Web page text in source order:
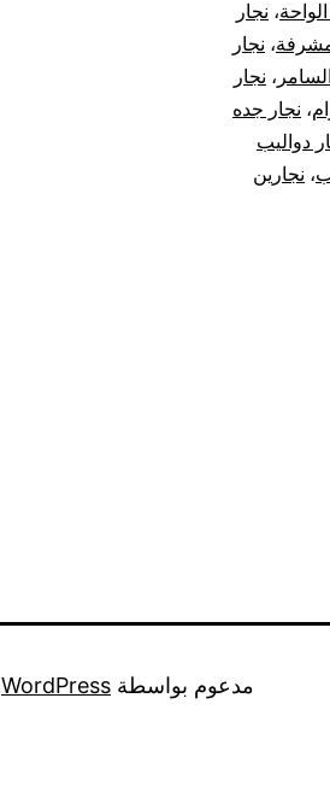
، نجار
، نجار
، نجار
، نجار جده
دواليب
، نجارين
مدعوم بواسطة WordPress